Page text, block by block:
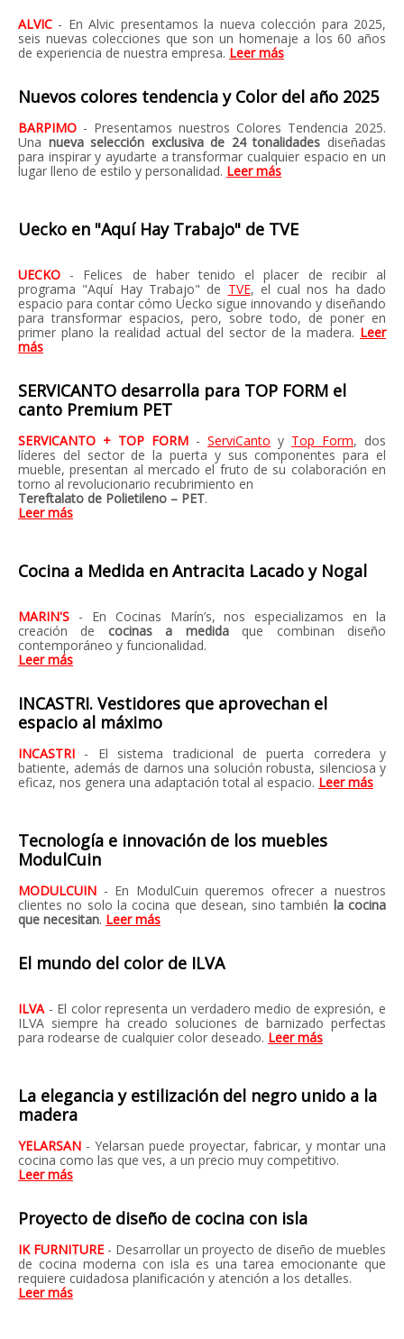
ALVIC - En Alvic presentamos la nueva colección para 2025,
seis nuevas colecciones que son un homenaje a los 60 años
de experiencia de nuestra empresa. Leer más
Nuevos colores tendencia y Color del año 2025
BARPIMO - Presentamos nuestros Colores Tendencia 2025.
Una nueva selección exclusiva de 24 tonalidades diseñadas
para inspirar y ayudarte a transformar cualquier espacio en un
lugar lleno de estilo y personalidad. Leer más
Uecko en "Aquí Hay Trabajo" de TVE
UECKO - Felices de haber tenido el placer de recibir al
programa "Aquí Hay Trabajo" de TVE, el cual nos ha dado
espacio para contar cómo Uecko sigue innovando y diseñando
para transformar espacios, pero, sobre todo, de poner en
primer plano la realidad actual del sector de la madera. Leer
más
SERVICANTO desarrolla para TOP FORM el
canto Premium PET
SERVICANTO + TOP FORM - ServiCanto y Top Form, dos
líderes del sector de la puerta y sus componentes para el
mueble, presentan al mercado el fruto de su colaboración en
torno al revolucionario recubrimiento en
Tereftalato de Polietileno – PET.
Leer más
Cocina a Medida en Antracita Lacado y Nogal
MARIN'S - En Cocinas Marín’s, nos especializamos en la
creación de cocinas a medidaque combinan diseño
contemporáneo y funcionalidad.
Leer más
INCASTRI. Vestidores que aprovechan el
espacio al máximo
INCASTRI - El sistema tradicional de puerta corredera y
batiente, además de darnos una solución robusta, silenciosa y
eficaz, nos genera una adaptación total al espacio. Leer más
Tecnología e innovación de los muebles
ModulCuin
MODULCUIN - En ModulCuin queremos ofrecer a nuestros
clientes no solo la cocina que desean, sino también la cocina
que necesitan. Leer más
El mundo del color de ILVA
ILVA - El color representa un verdadero medio de expresión, e
ILVA siempre ha creado soluciones de barnizado perfectas
para rodearse de cualquier color deseado. Leer más
La elegancia y estilización del negro unido a la
madera
YELARSAN - Yelarsan puede proyectar, fabricar, y montar una
cocina como las que ves, a un precio muy competitivo.
Leer más
Proyecto de diseño de cocina con isla
IK FURNITURE - Desarrollar un proyecto de diseño de muebles
de cocina moderna con isla es una tarea emocionante que
requiere cuidadosa planificación y atención a los detalles.
Leer más